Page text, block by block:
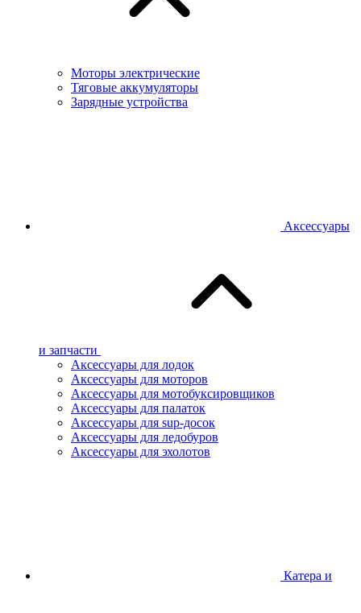
Моторы электрические
Тяговые аккумуляторы
Зарядные устройства
Аксессуары
и запчасти
Аксессуары для лодок
Аксессуары для моторов
Аксессуары для мотобуксировщиков
Аксессуары для палаток
Аксессуары для sup-досок
Аксессуары для ледобуров
Аксессуары для эхолотов
Катера и